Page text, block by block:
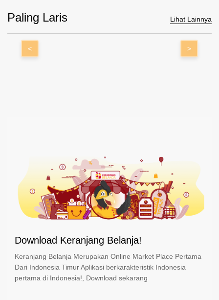
Paling Laris Lihat Lainnya
< >
Download Keranjang Belanja!
Keranjang Belanja Merupakan Online Market Place Pertama
Dari Indonesia Timur Aplikasi berkarakteristik Indonesia
pertama di Indonesia!, Download sekarang